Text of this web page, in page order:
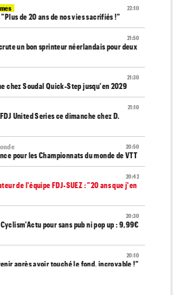
22:10
de 20 ans de nos vies sacrifiés !"
21:50
un bon sprinteur néerlandais pour deux
21:30
chez Soudal Quick-Step jusqu'en 2029
21:10
United Series ce dimanche chez D.
20:50
pour les Championnats du monde de VTT
20:42
de l'équipe FDJ-SUEZ : "20 ans que j'en
20:30
pour sans pub ni pop up : 9,99€
20:10
après avoir touché le fond, incroyable !"